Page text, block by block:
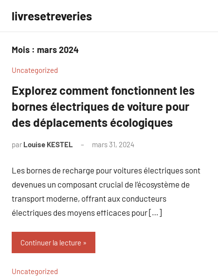
contenu
livresetreveries
Mois : mars 2024
Uncategorized
Explorez comment fonctionnent les
bornes électriques de voiture pour
des déplacements écologiques
par Louise KESTEL mars 31, 2024
Les bornes de recharge pour voitures électriques sont
devenues un composant crucial de l’écosystème de
transport moderne, offrant aux conducteurs
électriques des moyens efficaces pour […]
Continuer la lecture
Uncategorized